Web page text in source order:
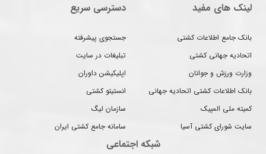
لینک های مفید
بانک جامع اطلاعات کشتی
اتحادیه جهانی کشتی
وزارت ورزش و جوانان
بانک اطلاعات کشتی اتحادیه جهانی
کمیته ملی المپیک
سایت شورای کشتی آسیا
دسترسی سریع
جستجوی پیشرفته
تبلیغات در سایت
اپلیکیشن داوران
انستیتو کشتی
سازمان لیگ
سامانه جامع کشتی ایران
شبکه اجتماعی